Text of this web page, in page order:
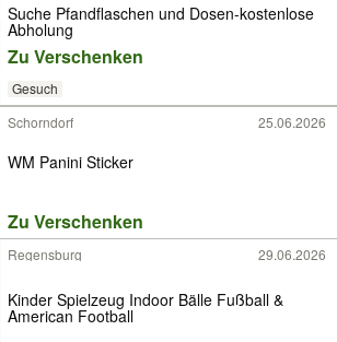
Suche Pfandflaschen und Dosen-kostenlose
Abholung
Zu Verschenken
Gesuch
Schorndorf
25.06.2026
WM Panini Sticker
Zu Verschenken
Regensburg 29.06.2026
Kinder Spielzeug Indoor Bälle Fußball &
American Football